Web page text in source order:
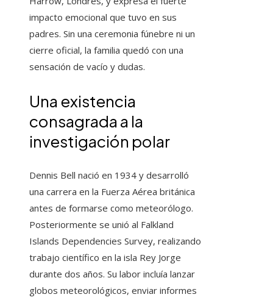
impacto emocional que tuvo en sus
padres. Sin una ceremonia fúnebre ni un
cierre oficial, la familia quedó con una
sensación de vacío y dudas.
Una existencia
consagrada a la
investigación polar
Dennis Bell nació en 1934 y desarrolló
una carrera en la Fuerza Aérea británica
antes de formarse como meteorólogo.
Posteriormente se unió al Falkland
Islands Dependencies Survey, realizando
trabajo científico en la isla Rey Jorge
durante dos años. Su labor incluía lanzar
globos meteorológicos, enviar informes